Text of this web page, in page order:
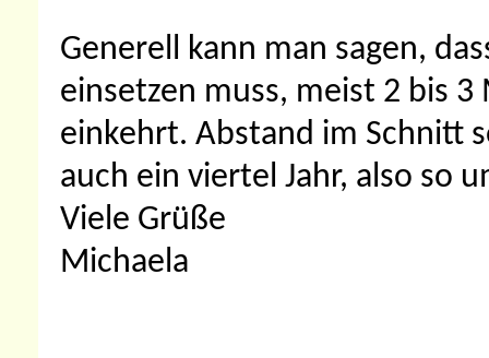
Generell kann man sagen,
einsetzen muss, meist 2 bis
einkehrt. Abstand im Schnitt
auch ein viertel Jahr, also so
Viele Grüße
Michaela